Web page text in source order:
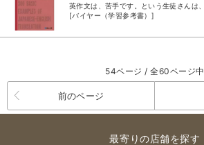
[バイヤー（学習参考書）]
54ページ / 全60ページ中
前のページ
最寄りの店舗を探す